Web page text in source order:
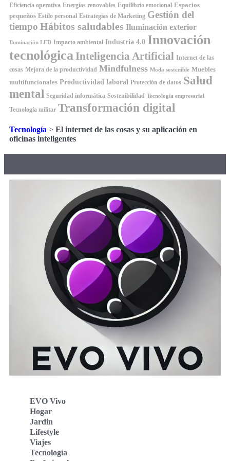
Eficiencia operativa Energías renovables Equilibrio emocional Espacios
pequeños Estilo personal Estrategias de Marketing Gestión del
tiempo Hábitos saludables Iluminación exterior
Iluminación LED Impacto ambiental Industria 4.0 Innovación
tecnológica Inteligencia Artificial Internet de las
cosas Mejora de la productividad Mindfulness Moda sostenible Muebles
multifuncionales Productividad laboral Protección de datos Salud
mental Seguridad informática Sostenibilidad Tecnología empresarial
Tecnología militar Transformación digital
Tecnología > El internet de las cosas y su aplicación en
oficinas inteligentes
EVO Vivo
Hogar
Jardin
Lifestyle
Viajes
Tecnología